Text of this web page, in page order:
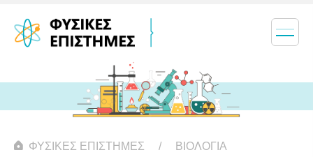
ΦΥΣΙΚΈΣ ΕΠΙΣΤΉΜΕΣ ΒΙΟΛΟΓΊΑ